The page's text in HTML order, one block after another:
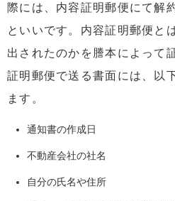
際には、内容証明郵便にて解
といいです。内容証明郵便と
出されたのかを謄本によって
証明郵便で送る書面には、以
ます。
通知書の作成日
不動産会社の社名
自分の氏名や住所